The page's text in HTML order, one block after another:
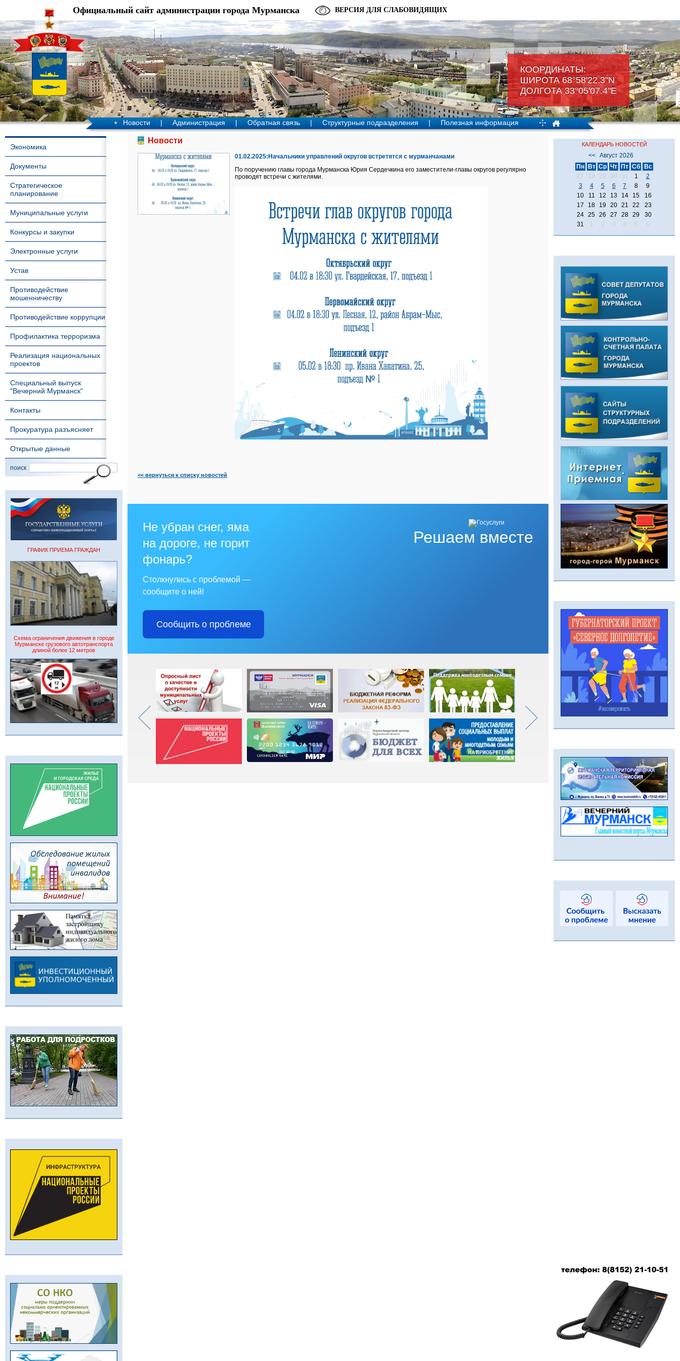
КООРДИНАТЫ:
ШИРОТА 68°58'22.3"N
ДОЛГОТА 33°05'07.4"Е
Официальный сайт администрации города Мурманска ВЕРСИЯ ДЛЯ СЛАБОВИДЯЩИХ
Новости | Администрация | Обратная связь | Структурные подразделения | Полезная информация
Экономика
Документы
Стратегическое
планирование
Муниципальные услуги
Конкурсы и закупки
Электронные услуги
Устав
Противодействие
мошенничеству
Противодействие коррупции
Профилактика терроризма
Реализация национальных
проектов
Специальный выпуск
"Вечерний Мурманск"
Контакты
Прокуратура разъясняет
Открытые данные
поиск
ГРАФИК ПРИЕМА ГРАЖДАН
Схема ограничения движения в городе
Мурманске грузового автотранспорта
длиной более 12 метров
Новости
01.02.2025:Начальники управлений округов встретятся с мурманчанами
По поручению главы города Мурманска Юрия Сердечкина его заместители-главы округов регулярно
проводят встречи с жителями.
<< вернуться к списку новостей
Решаем вместе
Не убран снег, яма
на дороге, не горит
фонарь?
Столкнулись с проблемой —
сообщите о ней!
Сообщить о проблеме
КАЛЕНДАРЬ НОВОСТЕЙ
<<
Август 2026
Пн
Вт Ср Чт Пт Сб
Вс
27
28 29 30 31 1
2
3
4 5 6 7 8
9
10
11 12 13 14 15
16
17
18 19 20 21 22
23
24 25 26 27 28 29
30
31
1 2 3 4 5 6